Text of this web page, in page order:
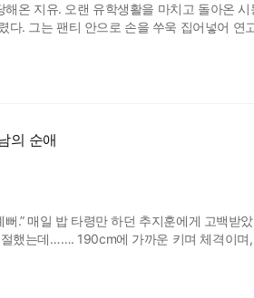
해온 지유. 오랜 유학생활을 마치고 돌아온
다. 그는 팬티 안으로 손을 쑤욱 집어넣어
돼요.” 반항하는 그녀에게 시동생은 더 없이
의 순애
.” 매일 밥 타령만 하던 추지훈에게 고백
했는데……. 190cm에 가까운 키며 체격이